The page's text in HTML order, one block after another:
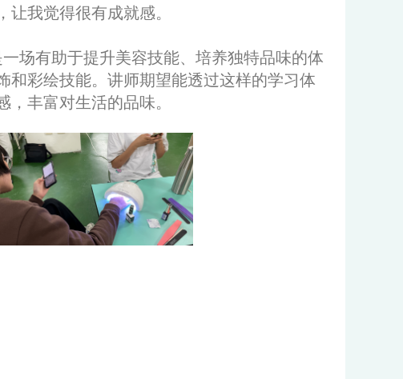
我觉得很有成就感。
场有助于提升美容技能、培养独特品味的体
和彩绘技能。讲师期望能透过这样的学习体
丰富对生活的品味。